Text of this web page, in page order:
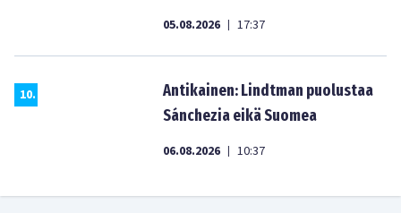
05.08.2026 | 17:37
10.
Antikainen: Lindtman puolustaa
Sánchezia eikä Suomea
06.08.2026 | 10:37